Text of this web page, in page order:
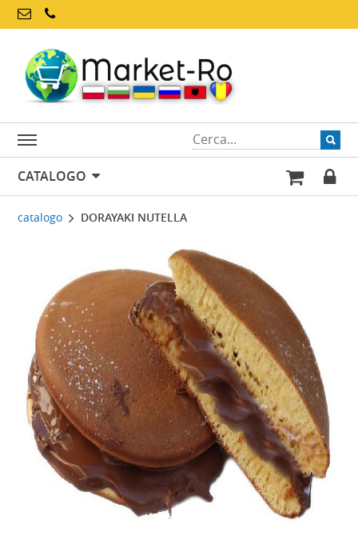
CATALOGO
catalogo DORAYAKI NUTELLA